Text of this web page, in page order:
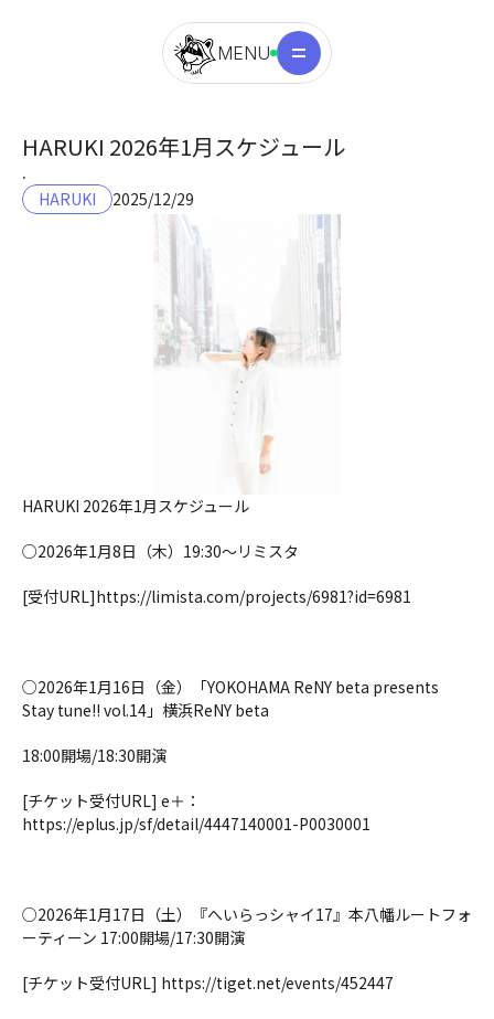
MENU
HARUKI 2026年1月スケジュール
.
HARUKI
2025/12/29
HARUKI 2026年1月スケジュール
○2026年1月8日（木）19:30〜リミスタ
[受付URL]https://limista.com/projects/6981?id=6981
○2026年1月16日（金）「YOKOHAMA ReNY beta presents
Stay tune!! vol.14」横浜ReNY beta
18:00開場/18:30開演
[チケット受付URL] e＋：
https://eplus.jp/sf/detail/4447140001-P0030001
○2026年1月17日（土）『へいらっシャイ17』本八幡ルートフォ
ーティーン 17:00開場/17:30開演
[チケット受付URL] https://tiget.net/events/452447